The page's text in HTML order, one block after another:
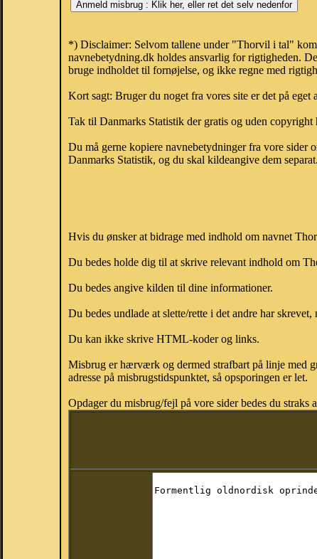
*) Disclaimer: Selvom tallene under "Thorvil i tal"
navnebetydning.dk holdes ansvarlig for rigtigheden.
bruge indholdet til fornøjelse, og ikke regne med
Kort sagt: Bruger du noget fra vores site er det på eget
Tak til Danmarks Statistik der gratis og uden copyright
Du må gerne kopiere navnebetydninger fra vore sider
Danmarks Statistik, og du skal kildeangive dem
Hvis du ønsker at bidrage med indhold om navnet
Du bedes holde dig til at skrive relevant indhold om
Du bedes angive kilden til dine informationer.
Du bedes undlade at slette/rette i det andre har
Du kan ikke skrive HTML-koder og links.
Misbrug er hærværk og dermed strafbart på linje med
adresse på misbrugstidspunktet, så opsporingen er let.
Opdager du misbrug/fejl på vore sider bedes du